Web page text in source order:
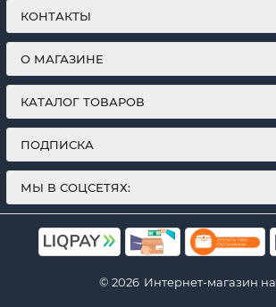
КОНТАКТЫ
О МАГАЗИНЕ
КАТАЛОГ ТОВАРОВ
ПОДПИСКА
МЫ В СОЦСЕТЯХ:
© 2026 Интернет-магазин на